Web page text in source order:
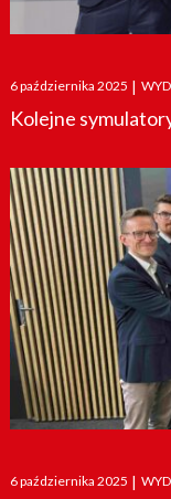
Posted
on
6 października 2025 |
Kolejne
Posted
on
6 października 2025 |